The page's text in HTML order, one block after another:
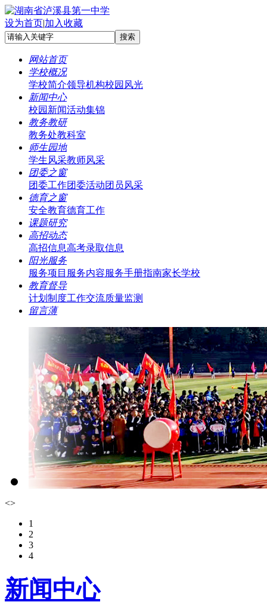
设为首页|加入收藏
网站首页
学校概况
学校简介领导机构校园风光
新闻中心
校园新闻活动集锦
教务教研
教务处教科室
师生园地
学生风采教师风采
团委之窗
团委工作团委活动团员风采
德育之窗
安全教育德育工作
课题研究
高招动态
高招信息高考录取信息
阳光服务
服务项目 服务内容服务手册指南家长学校
教育督导
计划制度工作交流质量监测
留言薄
<>
1
2
3
4
新闻中心